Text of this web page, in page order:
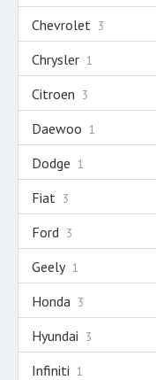
Chevrolet 3
Chrysler 1
Citroen 3
Daewoo 1
Dodge 1
Fiat 3
Ford 3
Geely 1
Honda 3
Hyundai 3
Infiniti 1